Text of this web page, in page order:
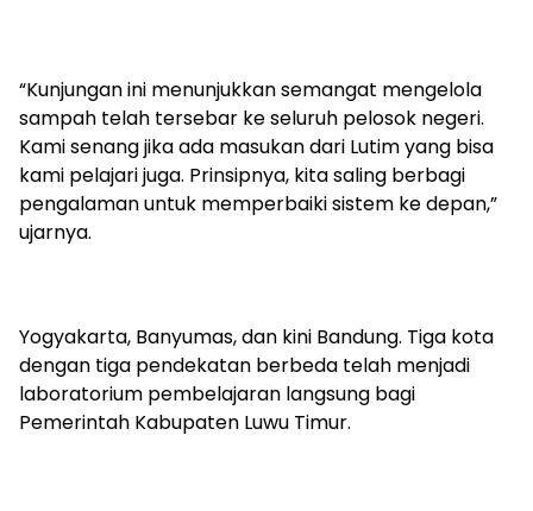
“Kunjungan ini menunjukkan semangat mengelola
sampah telah tersebar ke seluruh pelosok negeri.
Kami senang jika ada masukan dari Lutim yang bisa
kami pelajari juga. Prinsipnya, kita saling berbagi
pengalaman untuk memperbaiki sistem ke depan,”
ujarnya.
Yogyakarta, Banyumas, dan kini Bandung. Tiga kota
dengan tiga pendekatan berbeda telah menjadi
laboratorium pembelajaran langsung bagi
Pemerintah Kabupaten Luwu Timur.